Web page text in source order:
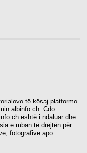
të kësaj platforme
albinfo.ch. Cdo
është i ndaluar dhe
e mban të drejtën për
fotografive apo